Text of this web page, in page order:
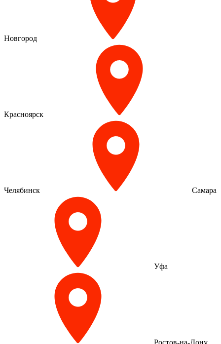
Новгород
Красноярск
Челябинск Самара
Уфа
Ростов-на-Дону